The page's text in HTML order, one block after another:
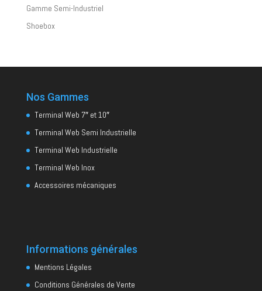
Gamme Semi-Industriel
Shoebox
Nos Gammes
Terminal Web 7″ et 10″
Terminal Web Semi Industrielle
Terminal Web Industrielle
Terminal Web Inox
Accessoires mécaniques
Informations générales
Mentions Légales
Conditions Générales de Vente